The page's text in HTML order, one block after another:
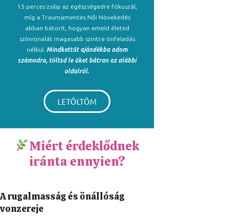
15 perces zsilip az egészségedre fókuszál,
míg a Traumamentes Női Növekedés
abban bátorít, hogyan emeld életed
színvonalát magasabb szintre önfeladás
nélkül. Mindkettőt ajándékba adom
számodra, töltsd le őket bátran az alábbi
oldalról.
LETÖLTÖM
Miért érdeklődnek
iránta ennyien?
A rugalmasság és önállóság
vonzereje